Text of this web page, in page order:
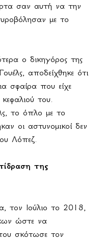
σαν αυτή να την
με το
ο δικηγόρος της
αποδείχθηκε ότι
σφαίρα που είχε
του.
το όπλο με το
οι αστυνομικοί δεν
Λόπεζ.
της
τον Ιούλιο το 2018,
ώστε να
σκότωσε τον